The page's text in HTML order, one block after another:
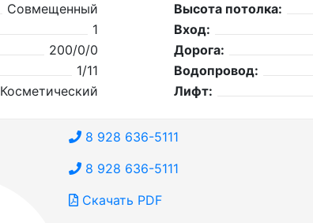
Совмещенный
1
200/0/0
1/11
Косметический
Высота потолка:
Вход:
Дорога:
Водопровод:
Лифт:
8 928 636-5111
8 928 636-5111
Скачать PDF